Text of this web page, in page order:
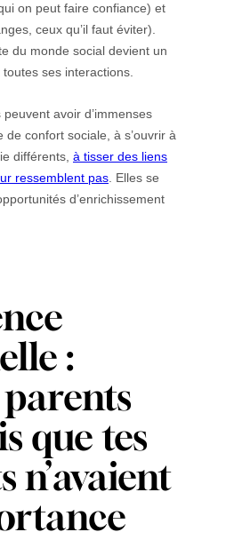
on peut faire confiance) et
ceux qu’il faut éviter).
du monde social devient un
ses interactions.
avoir d’immenses
confort sociale, à s’ouvrir à
différents, à tisser des liens
ressemblent pas . Elles se
d’enrichissement
:
que tes
n’avaient